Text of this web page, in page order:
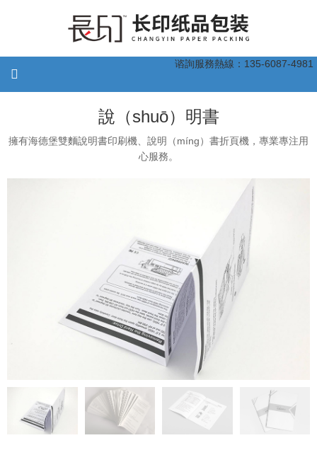
谘詢服務熱線：135-6087-4981
說（shuō）明書
擁有海德堡雙麵說明書印刷機、說明（míng）書折頁機，專業專注用
心服務。